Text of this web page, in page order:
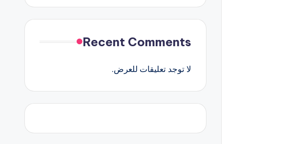
Recent Comments
لا توجد تعليقات للعرض.